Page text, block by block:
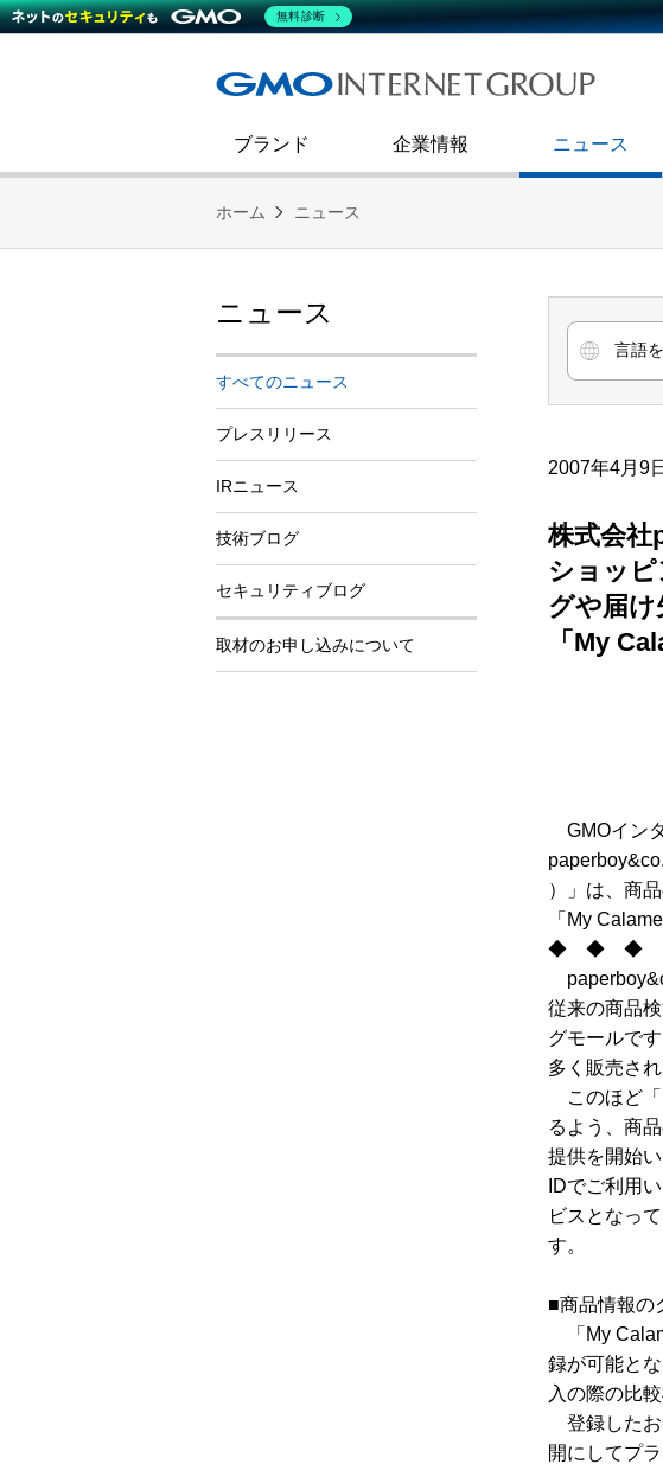
ブランド
企業情報
会社概要
社史
ニュース
技術ブログ
インターネットセキュリティ事業
コミュニケーション
ダイバーシティ＆インクルージョン
熊谷正寿が語るグループ成長戦略・
財務・業績
第二新卒採用
ホーム ニュース
2007年4月9日
株式会
ショッ
グや届
「My
GMOイン
）」は、商
「My
◆ ◆ ◆
従来の商品
グモールで
多く販売さ
このほど「
るよう、商
提供を開始
IDでご利用
ビスとなっ
す。
■商品情報の
「My
録が可能と
入の際の比
登録したお
開にしてプ
ニュース
すべてのニュース
プレスリリース
IRニュース
技術ブログ
セキュリティブログ
取材のお申し込みについて
無料診断